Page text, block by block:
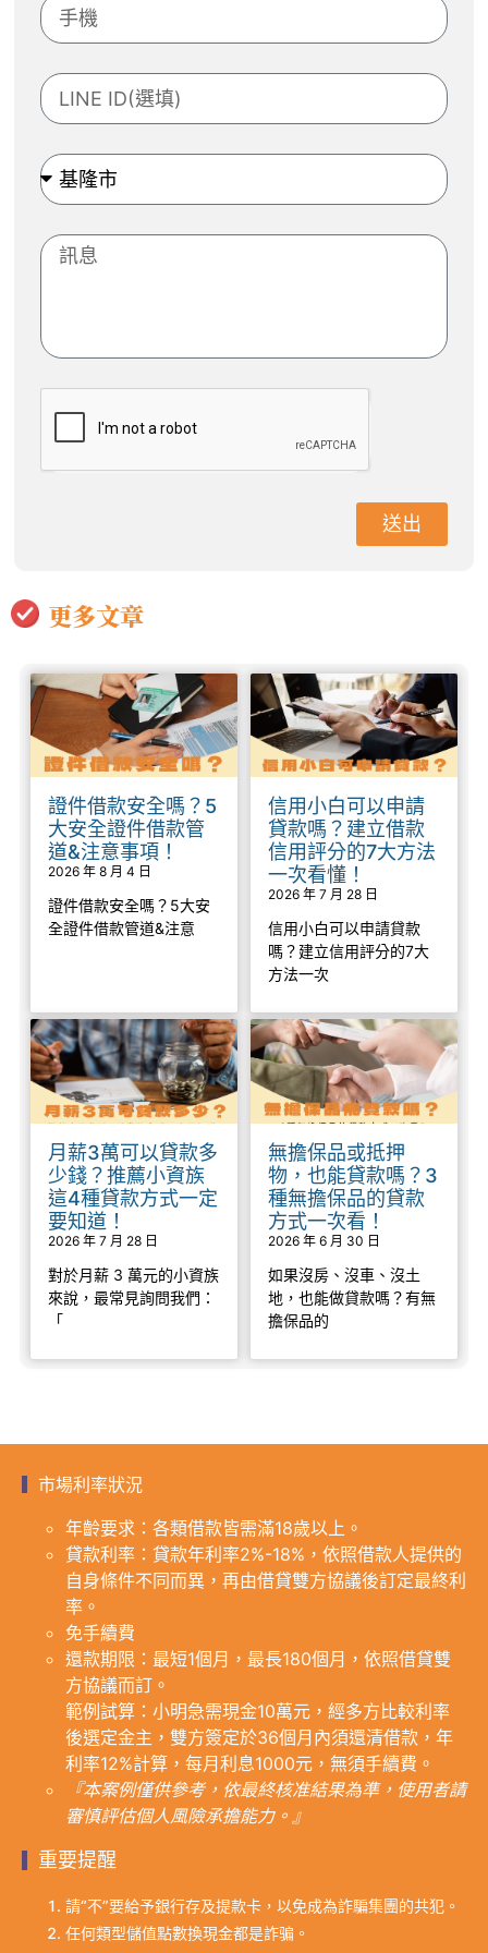
送出
更多文章
證件借款安全嗎？5
大安全證件借款管
道&注意事項！
2026 年 8 月 4 日
證件借款安全嗎？5大安
全證件借款管道&注意
信用小白可以申請
貸款嗎？建立借款
信用評分的7大方法
一次看懂！
2026 年 7 月 28 日
信用小白可以申請貸款
嗎？建立信用評分的7大
方法一次
月薪3萬可以貸款多
少錢？推薦小資族
這4種貸款方式一定
要知道！
2026 年 7 月 28 日
對於月薪 3 萬元的小資族
來說，最常見詢問我們：
「
無擔保品或抵押
物，也能貸款嗎？3
種無擔保品的貸款
方式一次看！
2026 年 6 月 30 日
如果沒房、沒車、沒土
地，也能做貸款嗎？有無
擔保品的
市場利率狀況
年齡要求：各類借款皆需滿18歲以上。
貸款利率：貸款年利率2%-18%，依照借款人提供的
自身條件不同而異，再由借貸雙方協議後訂定最終利
率。
免手續費
還款期限：最短1個月，最長180個月，依照借貸雙
方協議而訂。
範例試算：小明急需現金10萬元，經多方比較利率
後選定金主，雙方簽定於36個月內須還清借款，年
利率12%計算，每月利息1000元，無須手續費。
『本案例僅供參考，依最終核准結果為準，使用者請
審慎評估個人風險承擔能力。』
重要提醒
請“不”要給予銀行存及提款卡，以免成為詐騙集團的共犯。
任何類型儲值點數換現金都是詐骗。